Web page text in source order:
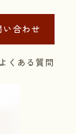
い合わせ
くある質問